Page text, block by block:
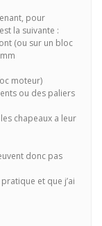
pour
la suivante :
(ou sur un bloc
moteur)
ou des paliers
chapeaux a leur
donc pas
et que j’ai